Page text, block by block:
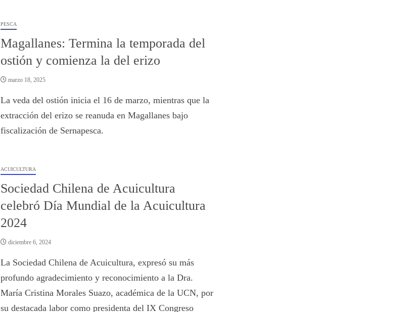
PESCA
Magallanes: Termina la temporada del
ostión y comienza la del erizo
marzo 18, 2025
La veda del ostión inicia el 16 de marzo, mientras que la
extracción del erizo se reanuda en Magallanes bajo
fiscalización de Sernapesca.
ACUICULTURA
Sociedad Chilena de Acuicultura
celebró Día Mundial de la Acuicultura
2024
diciembre 6, 2024
La Sociedad Chilena de Acuicultura, expresó su más
profundo agradecimiento y reconocimiento a la Dra.
María Cristina Morales Suazo, académica de la UCN, por
su destacada labor como presidenta del IX Congreso